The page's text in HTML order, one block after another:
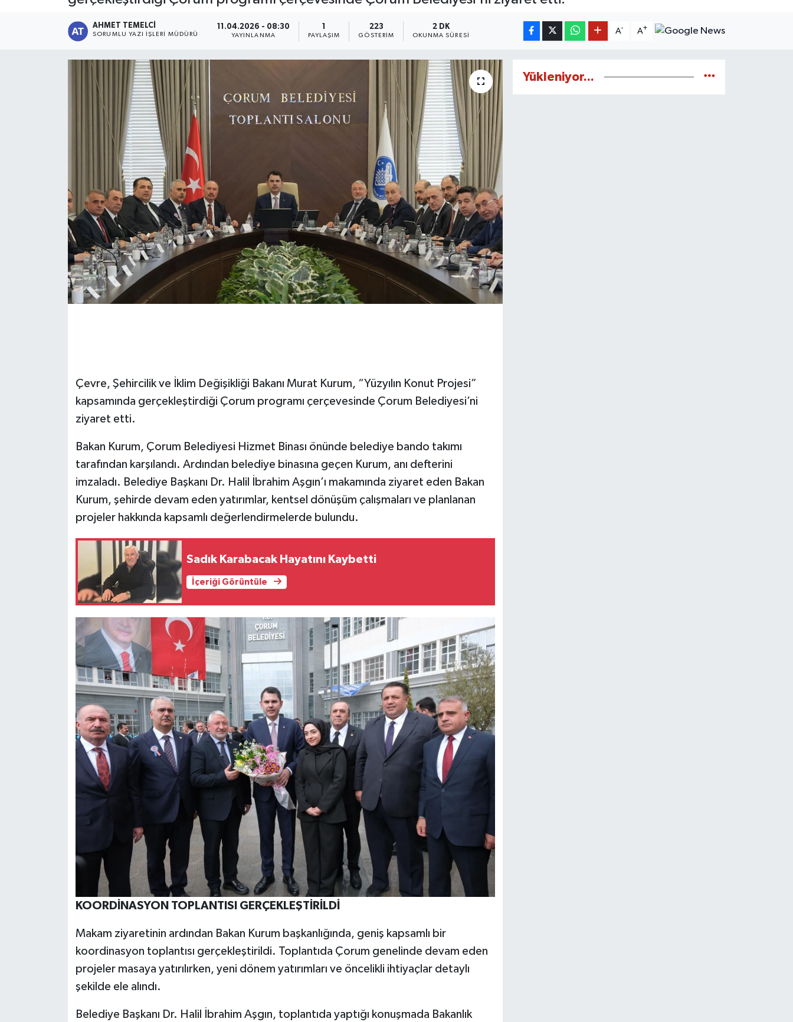
AHMET TEMELCI
SORUMLU YAZI İŞLERI MÜDÜRÜ
11.04.2026 - 08:30
YAYINLANMA
1
PAYLAŞIM
223
GÖSTERIM
2 DK
OKUNMA SÜRESI
A- A+
Çevre, Şehircilik ve İklim Değişikliği Bakanı Murat Kurum, “Yüzyılın Konut Projesi”
kapsamında gerçekleştirdiği Çorum programı çerçevesinde Çorum Belediyesi’ni
ziyaret etti.
Bakan Kurum, Çorum Belediyesi Hizmet Binası önünde belediye bando takımı
tarafından karşılandı. Ardından belediye binasına geçen Kurum, anı defterini
imzaladı. Belediye Başkanı Dr. Halil İbrahim Aşgın’ı makamında ziyaret eden Bakan
Kurum, şehirde devam eden yatırımlar, kentsel dönüşüm çalışmaları ve planlanan
projeler hakkında kapsamlı değerlendirmelerde bulundu.
Sadık Karabacak Hayatını Kaybetti
İçeriği Görüntüle
KOORDİNASYON TOPLANTISI GERÇEKLEŞTİRİLDİ
Makam ziyaretinin ardından Bakan Kurum başkanlığında, geniş kapsamlı bir
koordinasyon toplantısı gerçekleştirildi. Toplantıda Çorum genelinde devam eden
projeler masaya yatırılırken, yeni dönem yatırımları ve öncelikli ihtiyaçlar detaylı
şekilde ele alındı.
Belediye Başkanı Dr. Halil İbrahim Aşgın, toplantıda yaptığı konuşmada Bakanlık
Yükleniyor...